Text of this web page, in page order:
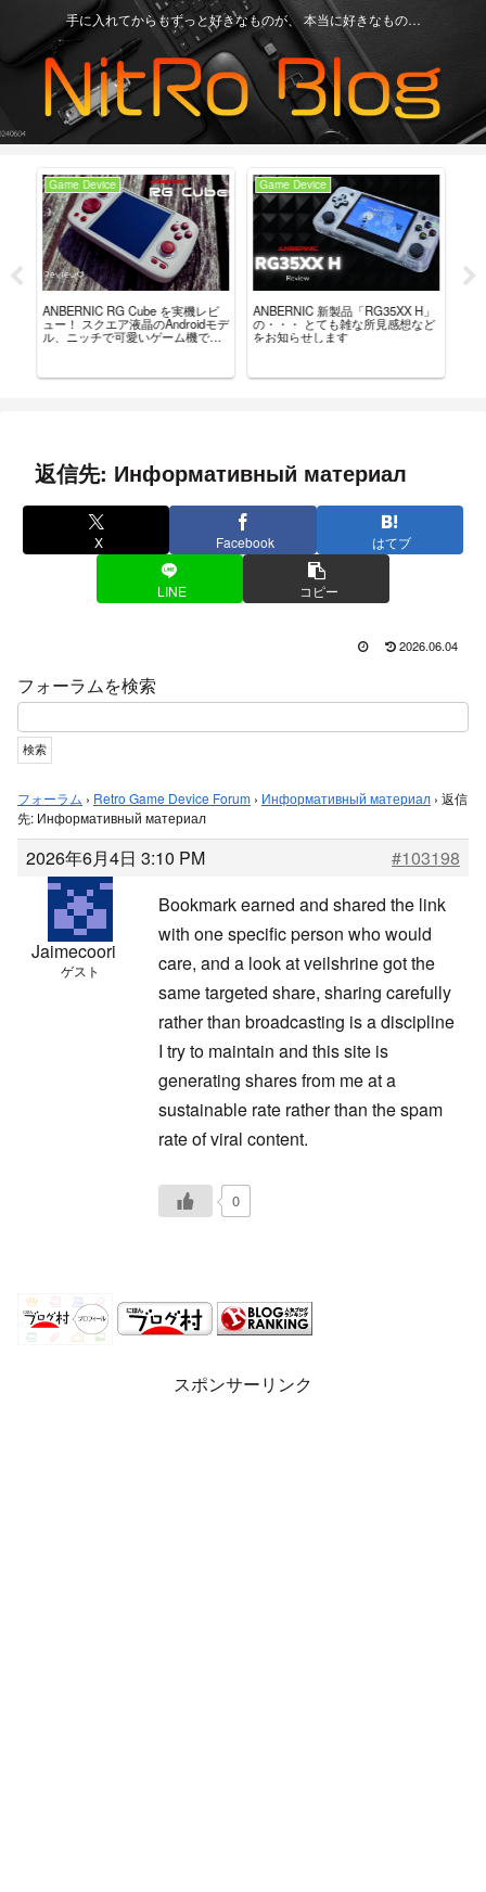
手に入れてからもずっと好きなものが、 本当に好きなもの…
Game Device
ANBERNIC RG Cube を実機レビ
ュー！ スクエア液晶のAndroidモデ
ル、ニッチで可愛いゲーム機で
Game Device
ANBERNIC 新製品「RG35XX H」
の・・・ とても雑な所見感想など
をお知らせします
返信先: Информативный материал
X Facebook はてブ
LINE コピー
2026.06.04
フォーラムを検索
フォーラム › Retro Game Device Forum › Информативный материал › 返信
先: Информативный материал
2026年6月4日 3:10 PM #103198
Jaimecoori
ゲスト
Bookmark earned and shared the link
with one specific person who would
care, and a look atveilshrine got the
same targeted share, sharing carefully
rather than broadcasting is a discipline
I try to maintain and this site is
generating shares from me at a
sustainable rate rather than the spam
rate of viral content.
0
スポンサーリンク